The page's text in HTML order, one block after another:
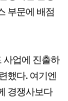
부문에 배점
사업에 진출하
했다. 여기엔
경쟁사보다